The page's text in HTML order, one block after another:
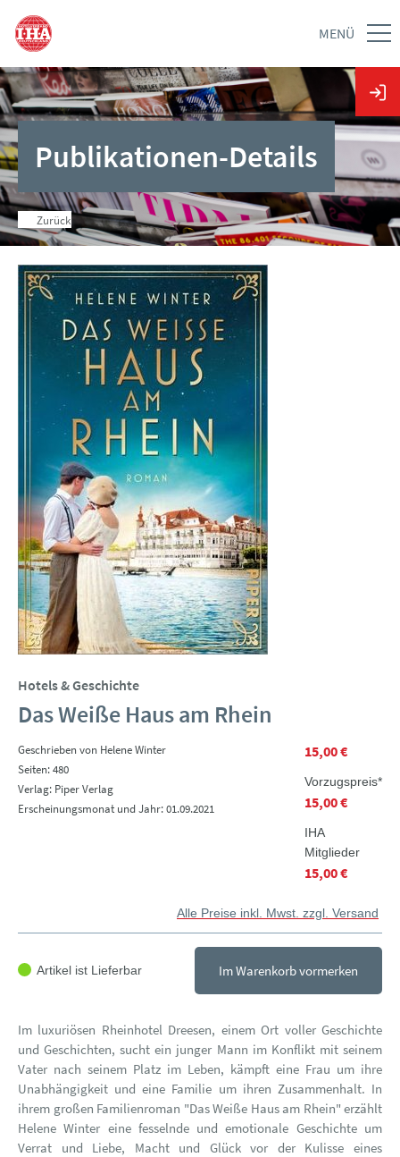
MENÜ
Publikationen-Details
Zurück
Hotels & Geschichte
Das Weiße Haus am Rhein
Geschrieben von Helene Winter
Seiten: 480
Verlag: Piper Verlag
Erscheinungsmonat und Jahr: 01.09.2021
15,00 €
Vorzugspreis*
15,00 €
IHA
Mitglieder
15,00 €
Alle Preise inkl. Mwst. zzgl. Versand
Artikel ist Lieferbar Im Warenkorb vormerken
Im luxuriösen Rheinhotel Dreesen, einem Ort voller Geschichte
und Geschichten, sucht ein junger Mann im Konflikt mit seinem
Vater nach seinem Platz im Leben, kämpft eine Frau um ihre
Unabhängigkeit und eine Familie um ihren Zusammenhalt. In
ihrem großen Familienroman "Das Weiße Haus am Rhein" erzählt
Helene Winter eine fesselnde und emotionale Geschichte um
Verrat und Liebe, Macht und Glück vor der Kulisse eines